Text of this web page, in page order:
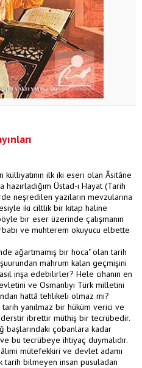
külliyatının ilk iki eseri olan Âsitâne
Üstad-ı Hayat (Tarih
neşredilen yazıların mevzularına
iki ciltlik bir kitap haline
bir eser üzerinde çalışmanın
ve muhterem okuyucu elbette
ağartmamış bir hoca" olan tarih
mahrum kalan geçmişini
inşa edebilirler? Hele cihanın en
ve Osmanlıyı Türk milletini
hattâ tehlikeli olmaz mı?
yanılmaz bir hüküm verici ve
ibrettir müthiş bir tecrübedir.
başlarındaki çobanlara kadar
bu tecrübeye ihtiyaç duymalıdır.
mütefekkiri ve devlet adamı
bilmeyen insan pusuladan